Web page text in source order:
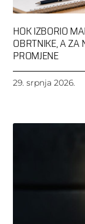
HOK IZBORIO
OBRTNIKE, A ZA
PROMJENE
29. srpnja 2026.